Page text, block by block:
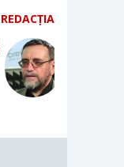
REDACȚIA